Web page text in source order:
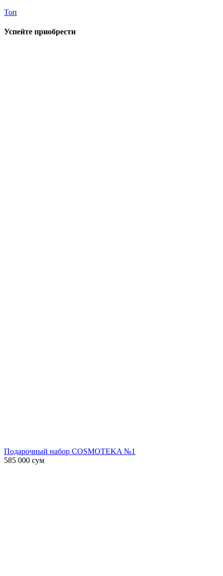
Топ
Успейте приобрести
Подарочный набор COSMOTEKA №1
585 000 сум